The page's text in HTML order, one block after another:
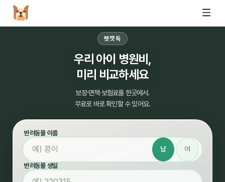
펫캣독
우리 아이 병원비,
미리 비교하세요
보장·면책·보험료를 한곳에서.
무료로 바로 확인할 수 있어요.
반려동물 이름
남 여
반려동물 생일